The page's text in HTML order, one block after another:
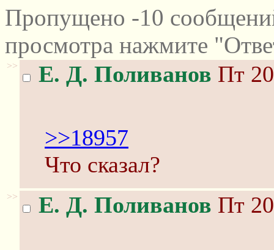
Пропущено -10
просмотра нажмите
>> Е. Д. Поливанов Пт
>>18957
Что сказал?
>> Е. Д. Поливанов Пт